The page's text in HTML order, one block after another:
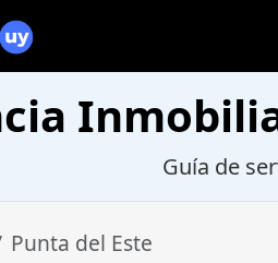
Guía de
Punta del Este